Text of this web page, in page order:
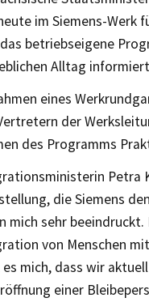
im Siemens-Werk
betriebseigene
Alltag
eines
der
des Programms
Petra
die Siemens
mich sehr
von Menschen
mich, dass wir
einer